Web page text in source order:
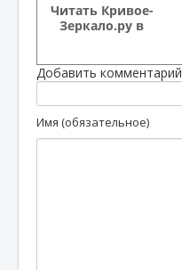
Читать Кривое-
Зеркало.ру в
Добавить комментарий
Имя (обязательное)